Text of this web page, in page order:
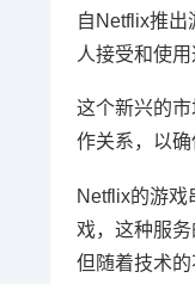
自Netflix推出
人接受和使
这个新兴的
作关系，以
Netflix的游戏
戏，这种服
但随着技术